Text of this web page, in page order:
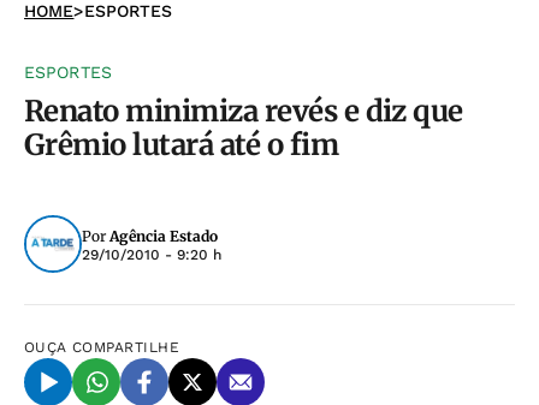
HOME>ESPORTES
ESPORTES
Renato minimiza revés e diz que
Grêmio lutará até o fim
PorAgência Estado
29/10/2010 - 9:20 h
OUÇA COMPARTILHE